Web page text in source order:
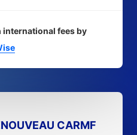
international fees by
CARMF